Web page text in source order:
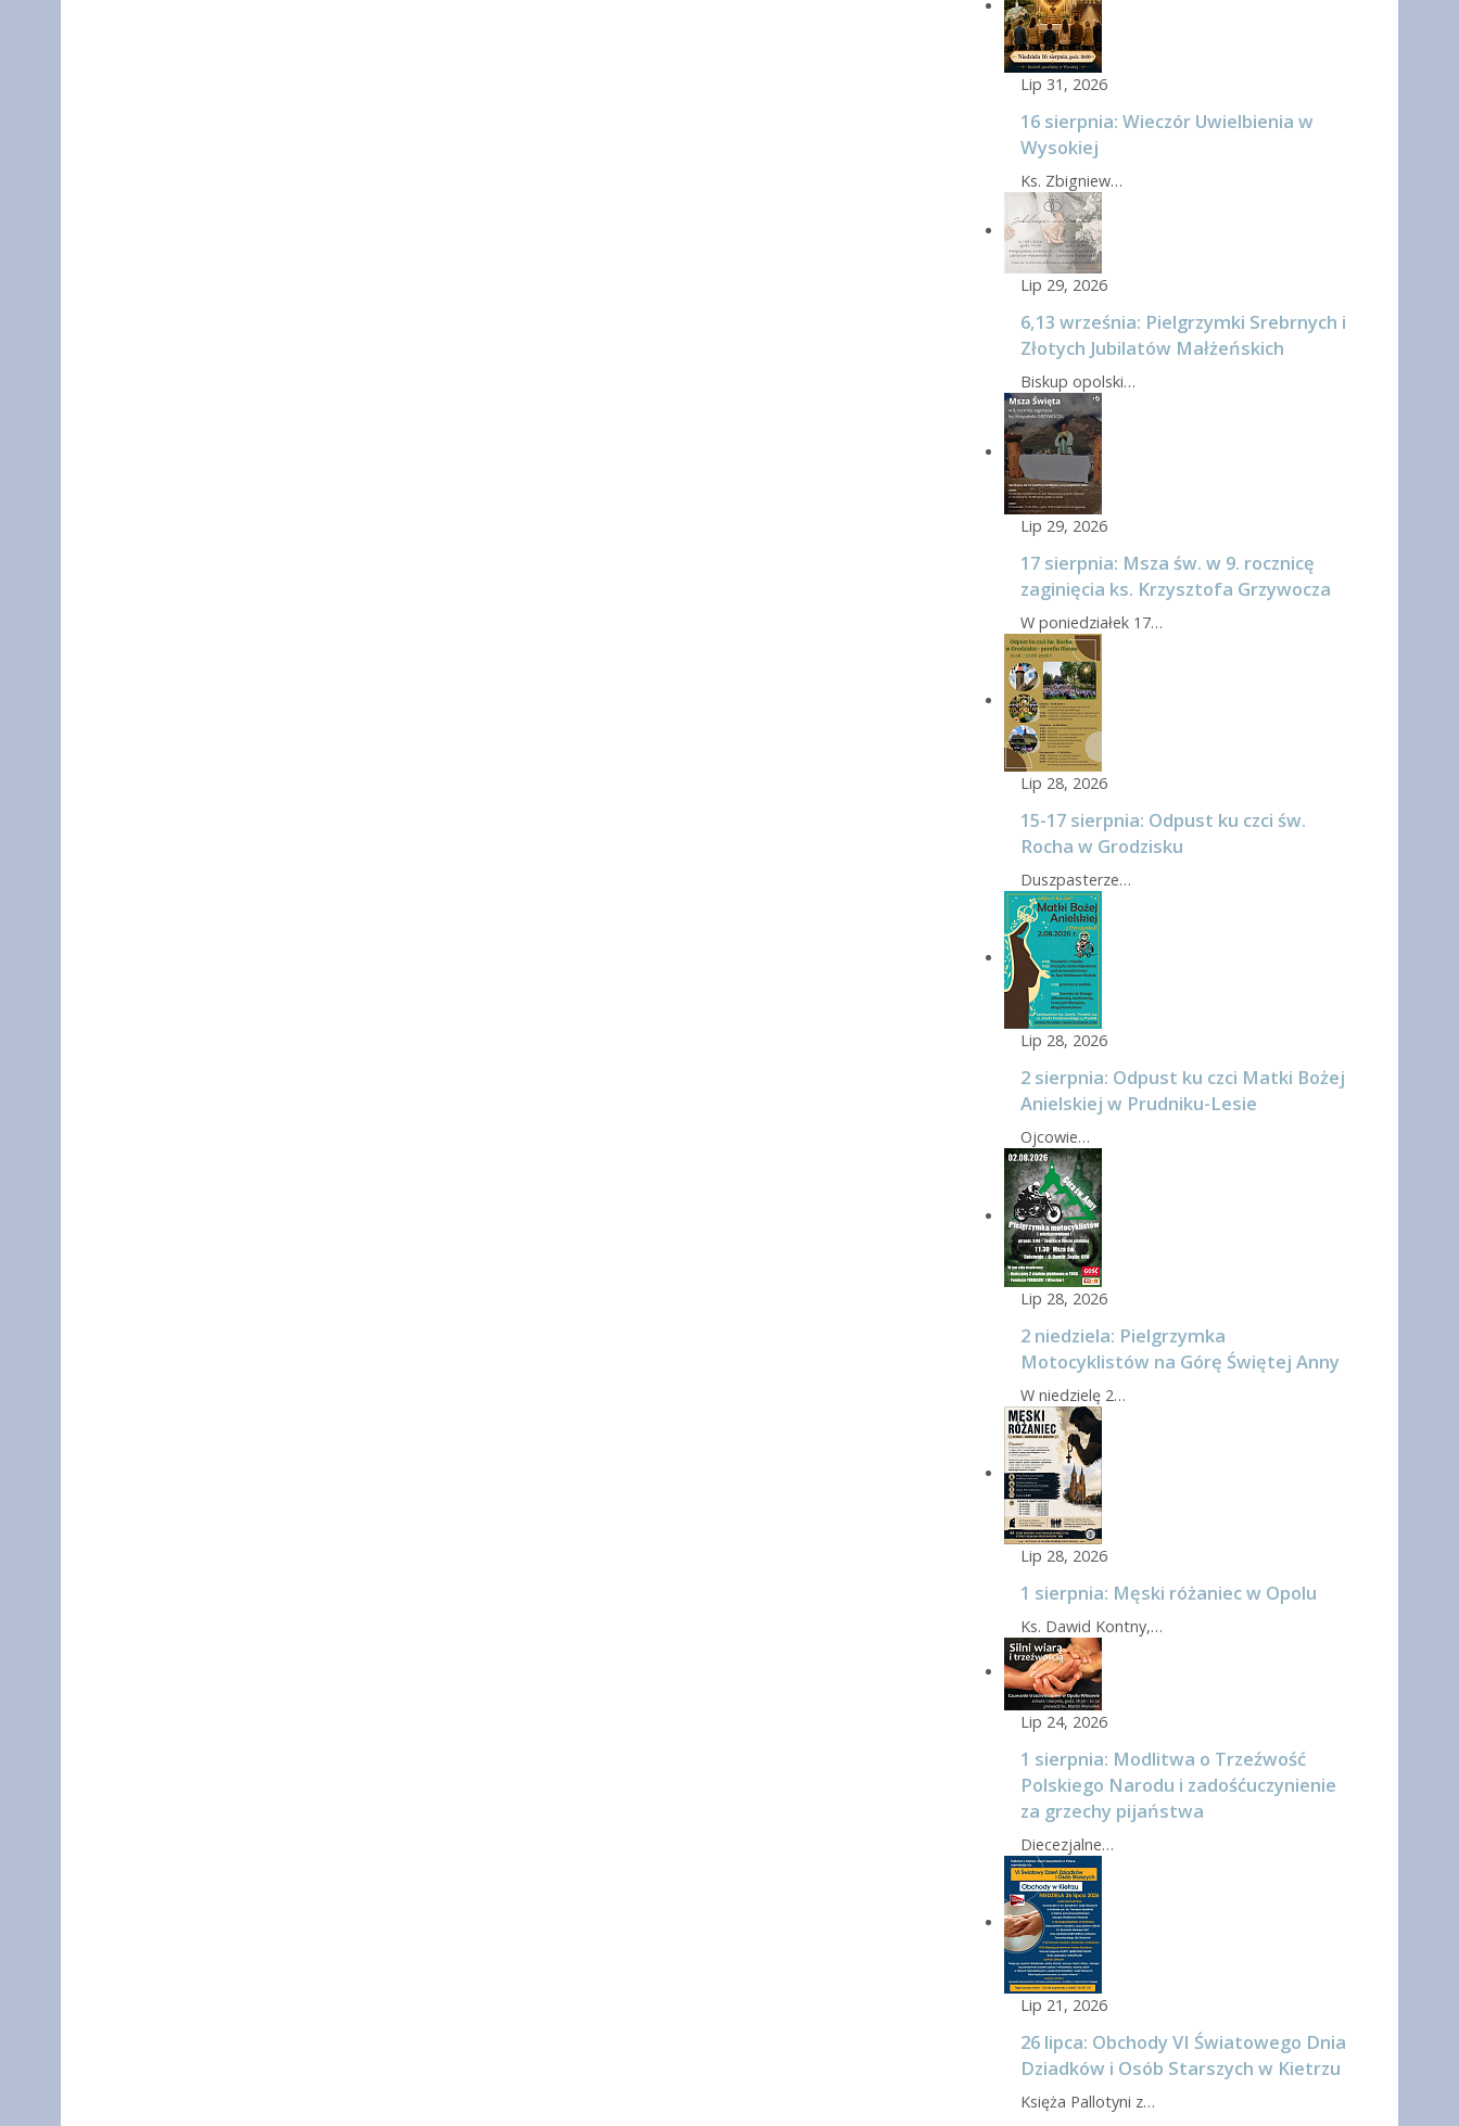
Lip 31, 2026
16 sierpnia: Wieczór Uwielbienia w
Wysokiej
Ks. Zbigniew…
Lip 29, 2026
6,13 września: Pielgrzymki Srebrnych i
Złotych Jubilatów Małżeńskich
Biskup opolski…
Lip 29, 2026
17 sierpnia: Msza św. w 9. rocznicę
zaginięcia ks. Krzysztofa Grzywocza
W poniedziałek 17…
Lip 28, 2026
15-17 sierpnia: Odpust ku czci św.
Rocha w Grodzisku
Duszpasterze…
Lip 28, 2026
2 sierpnia: Odpust ku czci Matki Bożej
Anielskiej w Prudniku-Lesie
Ojcowie…
Lip 28, 2026
2 niedziela: Pielgrzymka
Motocyklistów na Górę Świętej Anny
W niedzielę 2…
Lip 28, 2026
1 sierpnia: Męski różaniec w Opolu
Ks. Dawid Kontny,…
Lip 24, 2026
1 sierpnia: Modlitwa o Trzeźwość
Polskiego Narodu i zadośćuczynienie
za grzechy pijaństwa
Diecezjalne…
Lip 21, 2026
26 lipca: Obchody VI Światowego Dnia
Dziadków i Osób Starszych w Kietrzu
Księża Pallotyni z…